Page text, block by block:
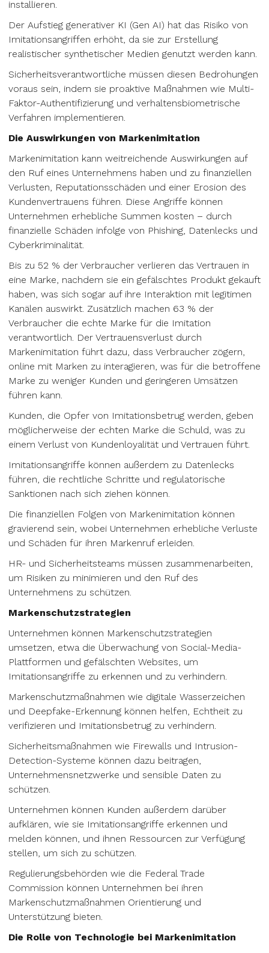
installieren.
Der Aufstieg generativer KI (Gen AI) hat das Risiko von
Imitationsangriffen erhöht, da sie zur Erstellung
realistischer synthetischer Medien genutzt werden kann.
Sicherheitsverantwortliche müssen diesen Bedrohungen
voraus sein, indem sie proaktive Maßnahmen wie Multi-
Faktor-Authentifizierung und verhaltensbiometrische
Verfahren implementieren.
Die Auswirkungen von Markenimitation
Markenimitation kann weitreichende Auswirkungen auf
den Ruf eines Unternehmens haben und zu finanziellen
Verlusten, Reputationsschäden und einer Erosion des
Kundenvertrauens führen. Diese Angriffe können
Unternehmen erhebliche Summen kosten – durch
finanzielle Schäden infolge von Phishing, Datenlecks und
Cyberkriminalität.
Bis zu 52 % der Verbraucher verlieren das Vertrauen in
eine Marke, nachdem sie ein gefälschtes Produkt gekauft
haben, was sich sogar auf ihre Interaktion mit legitimen
Kanälen auswirkt. Zusätzlich machen 63 % der
Verbraucher die echte Marke für die Imitation
verantwortlich. Der Vertrauensverlust durch
Markenimitation führt dazu, dass Verbraucher zögern,
online mit Marken zu interagieren, was für die betroffene
Marke zu weniger Kunden und geringeren Umsätzen
führen kann.
Kunden, die Opfer von Imitationsbetrug werden, geben
möglicherweise der echten Marke die Schuld, was zu
einem Verlust von Kundenloyalität und Vertrauen führt.
Imitationsangriffe können außerdem zu Datenlecks
führen, die rechtliche Schritte und regulatorische
Sanktionen nach sich ziehen können.
Die finanziellen Folgen von Markenimitation können
gravierend sein, wobei Unternehmen erhebliche Verluste
und Schäden für ihren Markenruf erleiden.
HR- und Sicherheitsteams müssen zusammenarbeiten,
um Risiken zu minimieren und den Ruf des
Unternehmens zu schützen.
Markenschutzstrategien
Unternehmen können Markenschutzstrategien
umsetzen, etwa die Überwachung von Social-Media-
Plattformen und gefälschten Websites, um
Imitationsangriffe zu erkennen und zu verhindern.
Markenschutzmaßnahmen wie digitale Wasserzeichen
und Deepfake-Erkennung können helfen, Echtheit zu
verifizieren und Imitationsbetrug zu verhindern.
Sicherheitsmaßnahmen wie Firewalls und Intrusion-
Detection-Systeme können dazu beitragen,
Unternehmensnetzwerke und sensible Daten zu
schützen.
Unternehmen können Kunden außerdem darüber
aufklären, wie sie Imitationsangriffe erkennen und
melden können, und ihnen Ressourcen zur Verfügung
stellen, um sich zu schützen.
Regulierungsbehörden wie die Federal Trade
Commission können Unternehmen bei ihren
Markenschutzmaßnahmen Orientierung und
Unterstützung bieten.
Die Rolle von Technologie bei Markenimitation